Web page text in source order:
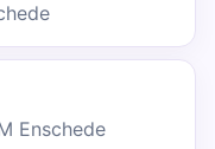
Enschede